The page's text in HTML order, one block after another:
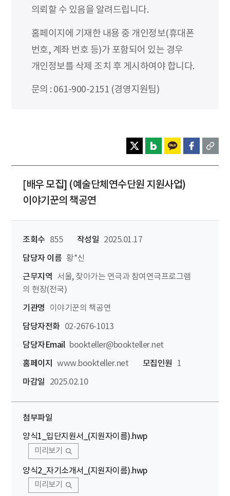
의뢰할 수 있음을 알려드립니다.
홈페이지에 기재한 내용 중 개인정보(휴대폰
번호, 계좌 번호 등)가 포함되어 있는 경우
개인정보를 삭제 조치 후 게시하여야 합니다.
문의 : 061-900-2151 (경영지원팀)
[배우 모집] (예술단체연수단원 지원사업)
이야기꾼의 책공연
조회수 855 작성일
2025.01.17
담당자 이름 황*신
근무지역
서울, 찾아가는 연극과 참여연극프로그램
의 현장(전국)
기관명
이야기꾼의 책공연
담당자전화 02-2676-1013
담당자Email
bookteller@bookteller.net
홈페이지
www.bookteller.net 모집인원
1
마감일
2025.02.10
첨부파일
양식1_입단지원서_(지원자이름).hwp
미리보기
양식2_자기소개서_(지원자이름).hwp
미리보기